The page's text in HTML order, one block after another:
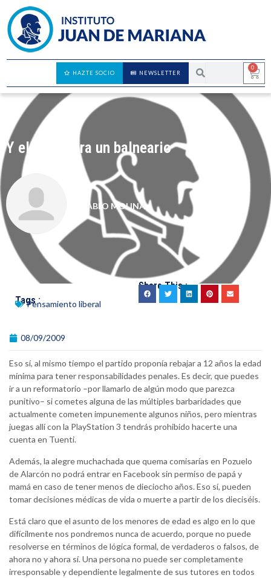
0
NEWSLETTER
HAZTE SOCIO
Y el Gulag era un balneario
PABLO MOLINA
Tags :Pensamiento liberal
Share This :
08/09/2009
Eso sí, al mismo tiempo el partido proponía rebajar a 12 años la edad
mínima para tener responsabilidades penales. Es decir, que puedes
ir a un reformatorio –por llamarlo de algún modo que parezca
punitivo– si cometes alguna de las múltiples barbaridades que
actualmente cometen impunemente algunos niños, pero mientras
juegas allí con la PlayStation 3 tendrás prohibido hacerte una
cuenta en Tuenti.
Además, la alegre muchachada que quema comisarías en Pozuelo
de Alarcón no podrá entrar en Facebook sin permiso de papá y
mamá en caso de tener menos de dieciocho años. Eso sí, pueden
tomar decisiones médicas de vida o muerte a partir de los dieciséis.
Está claro que el asunto de los menores de edad es algo en lo que
difícilmente nos pondremos nunca de acuerdo, porque no puede
resolverse en términos de lógica formal, de verdaderos o falsos, de
ahora no y ahora sí. Una persona no puede ser completamente
irresponsable y dependiente legalmente de sus tutores en todos